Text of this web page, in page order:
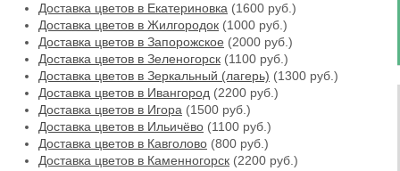
Доставка цветов в Екатериновка (1600 руб.)
Доставка цветов в Жилгородок (1000 руб.)
Доставка цветов в Запорожское (2000 руб.)
Доставка цветов в Зеленогорск (1100 руб.)
Доставка цветов в Зеркальный (лагерь) (1300 руб.)
Доставка цветов в Ивангород (2200 руб.)
Доставка цветов в Игора (1500 руб.)
Доставка цветов в Ильичёво (1100 руб.)
Доставка цветов в Кавголово (800 руб.)
Доставка цветов в Каменногорск (2200 руб.)